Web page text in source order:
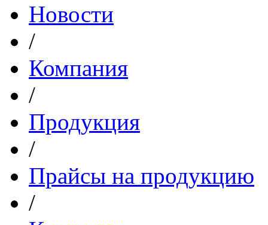
Новости
/
Компания
/
Продукция
/
Прайсы на продукцию
/